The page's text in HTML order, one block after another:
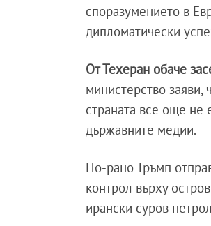
споразумението в
дипломатически
От Техеран обаче
министерство заяви,
страната все още не
държавните медии.
По-рано Тръмп
контрол върху
ирански суров